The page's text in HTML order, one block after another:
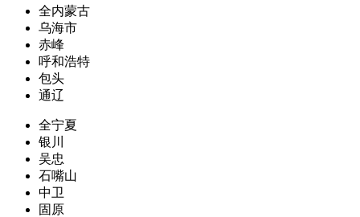
全内蒙古
乌海市
赤峰
呼和浩特
包头
通辽
全宁夏
银川
吴忠
石嘴山
中卫
固原